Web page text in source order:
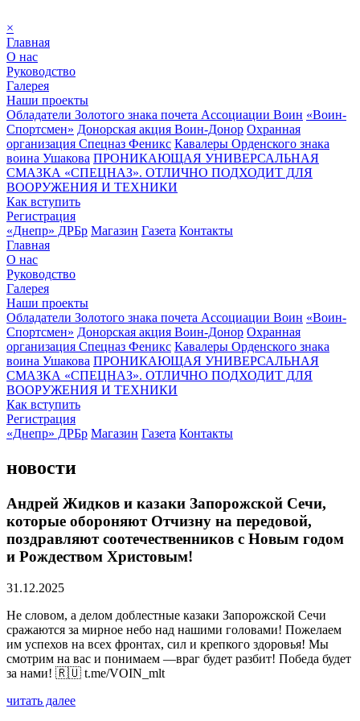
×
Главная
О нас
Руководство
Галерея
Наши проекты
Обладатели Золотого знака почета Ассоциации Воин «Воин-
Спортсмен» Донорская акция Воин-Донор Охранная
организация Спецназ Феникс Кавалеры Орденского знака
воина Ушакова ПРОНИКАЮЩАЯ УНИВЕРСАЛЬНАЯ
СМАЗКА «СПЕЦНАЗ». ОТЛИЧНО ПОДХОДИТ ДЛЯ
ВООРУЖЕНИЯ И ТЕХНИКИ
Как вступить
Регистрация
«Днепр» ДРБр Магазин Газета Контакты
Главная
О нас
Руководство
Галерея
Наши проекты
Обладатели Золотого знака почета Ассоциации Воин «Воин-
Спортсмен» Донорская акция Воин-Донор Охранная
организация Спецназ Феникс Кавалеры Орденского знака
воина Ушакова ПРОНИКАЮЩАЯ УНИВЕРСАЛЬНАЯ
СМАЗКА «СПЕЦНАЗ». ОТЛИЧНО ПОДХОДИТ ДЛЯ
ВООРУЖЕНИЯ И ТЕХНИКИ
Как вступить
Регистрация
«Днепр» ДРБр Магазин Газета Контакты
новости
Андрей Жидков и казаки Запорожской Сечи,
которые обороняют Отчизну на передовой,
поздравляют соотечественников с Новым годом
и Рождеством Христовым!
31.12.2025
Не словом, а делом доблестные казаки Запорожской Сечи
сражаются за мирное небо над нашими головами! Пожелаем
им успехов на всех фронтах, сил и крепкого здоровья! Мы
смотрим на вас и понимаем —враг будет разбит! Победа будет
за нами! 🇷🇺 t.me/VOIN_mlt
читать далее